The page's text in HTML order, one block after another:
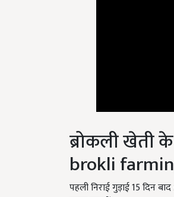
ब्रोकली खेती
brokli
पहली निराई गुड़ाई 15 दिन
जरूर चढ़ा दें.